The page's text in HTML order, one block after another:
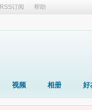
RSS订阅 帮助
视频 相册 好